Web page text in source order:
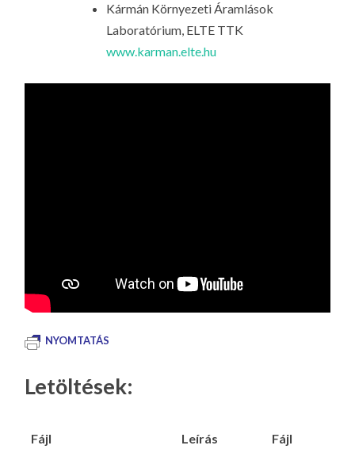
Kármán Környezeti Áramlások
Laboratórium, ELTE TTK
www.karman.elte.hu
NYOMTATÁS
Letöltések:
Fájl Leírás
Fájl